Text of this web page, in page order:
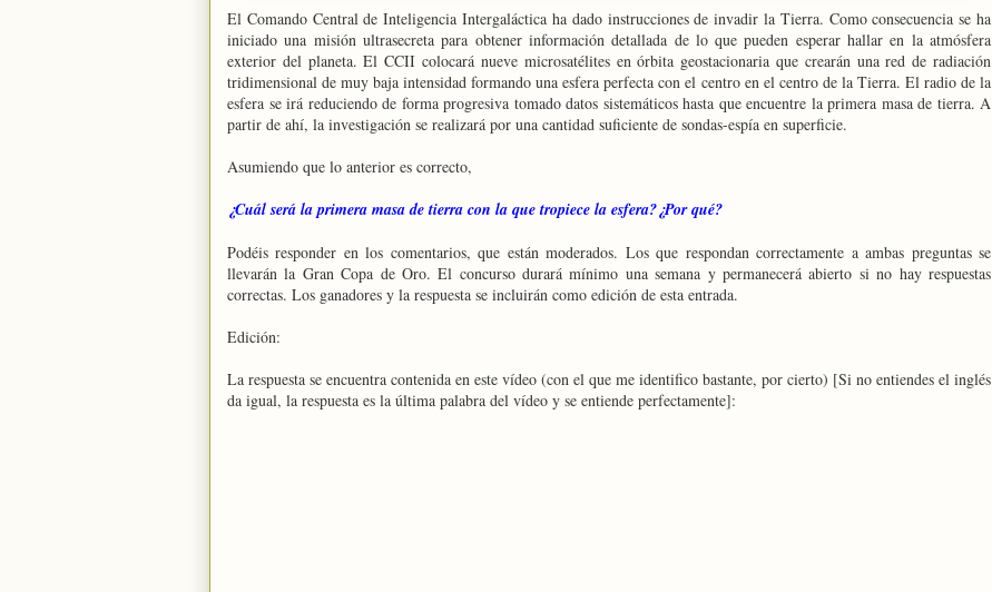
El Comando Central de Inteligencia Intergaláctica ha dado instrucciones de invadir la Tierra. Como consecuencia se ha
iniciado una misión ultrasecreta para obtener información detallada de lo que pueden esperar hallar en la atmósfera
exterior del planeta. El CCII colocará nueve microsatélites en órbita geostacionaria que crearán una red de radiación
tridimensional de muy baja intensidad formando una esfera perfecta con el centro en el centro de la Tierra. El radio de la
esfera se irá reduciendo de forma progresiva tomado datos sistemáticos hasta que encuentre la primera masa de tierra. A
partir de ahí, la investigación se realizará por una cantidad suficiente de sondas-espía en superficie.
Asumiendo que lo anterior es correcto,
¿Cuál será la primera masa de tierra con la que tropiece la esfera?¿Por qué?
Podéis responder en los comentarios, que están moderados. Los que respondan correctamente a ambas preguntas se
llevarán la Gran Copa de Oro. El concurso durará mínimo una semana y permanecerá abierto si no hay respuestas
correctas. Los ganadores y la respuesta se incluirán como edición de esta entrada.
Edición:
La respuesta se encuentra contenida en este vídeo (con el que me identifico bastante, por cierto) [Si no entiendes el inglés
da igual, la respuesta es la última palabra del vídeo y se entiende perfectamente]: